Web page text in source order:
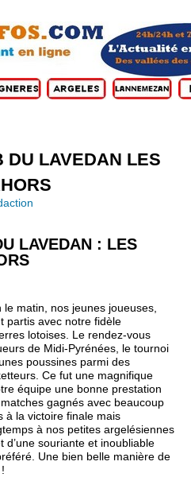
DU LAVEDAN LES
LAVEDAN : LES
matin, nos jeunes joueuses,
partis avec notre fidèle
lotoises. Le rendez-vous
de Midi-Pyrénées, le tournoi
poussines parmi des
Ce fut une magnifique
équipe une bonne prestation
gagnés avec beaucoup
à la victoire finale mais
à nos petites argelésiennes
d’une souriante et inoubliable
Une bien belle manière de